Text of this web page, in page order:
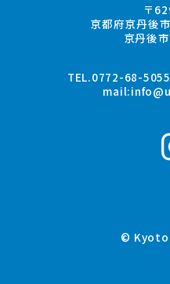
〒
京都府京丹後
京丹後
TEL.0772-68-
mail:
© Kyoto